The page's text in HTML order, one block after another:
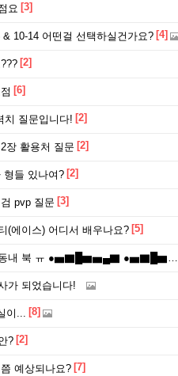
요 [3]
& 10-14 어떤걸 선택하실건가요? [4]
[2]
[6]
치 질문입니다! [2]
장 활용처 질문 [2]
형들 있나여? [2]
pvp 질문 [3]
(에이스) 어디서 배우나요? [5]
ㅠ ●▅▇█▆▅▄▇ ●▅▇█▆▅▄▇ ●▅▇█▆▅▄▇
가 되었습니다!
이... [8]
? [2]
예상되나요? [7]